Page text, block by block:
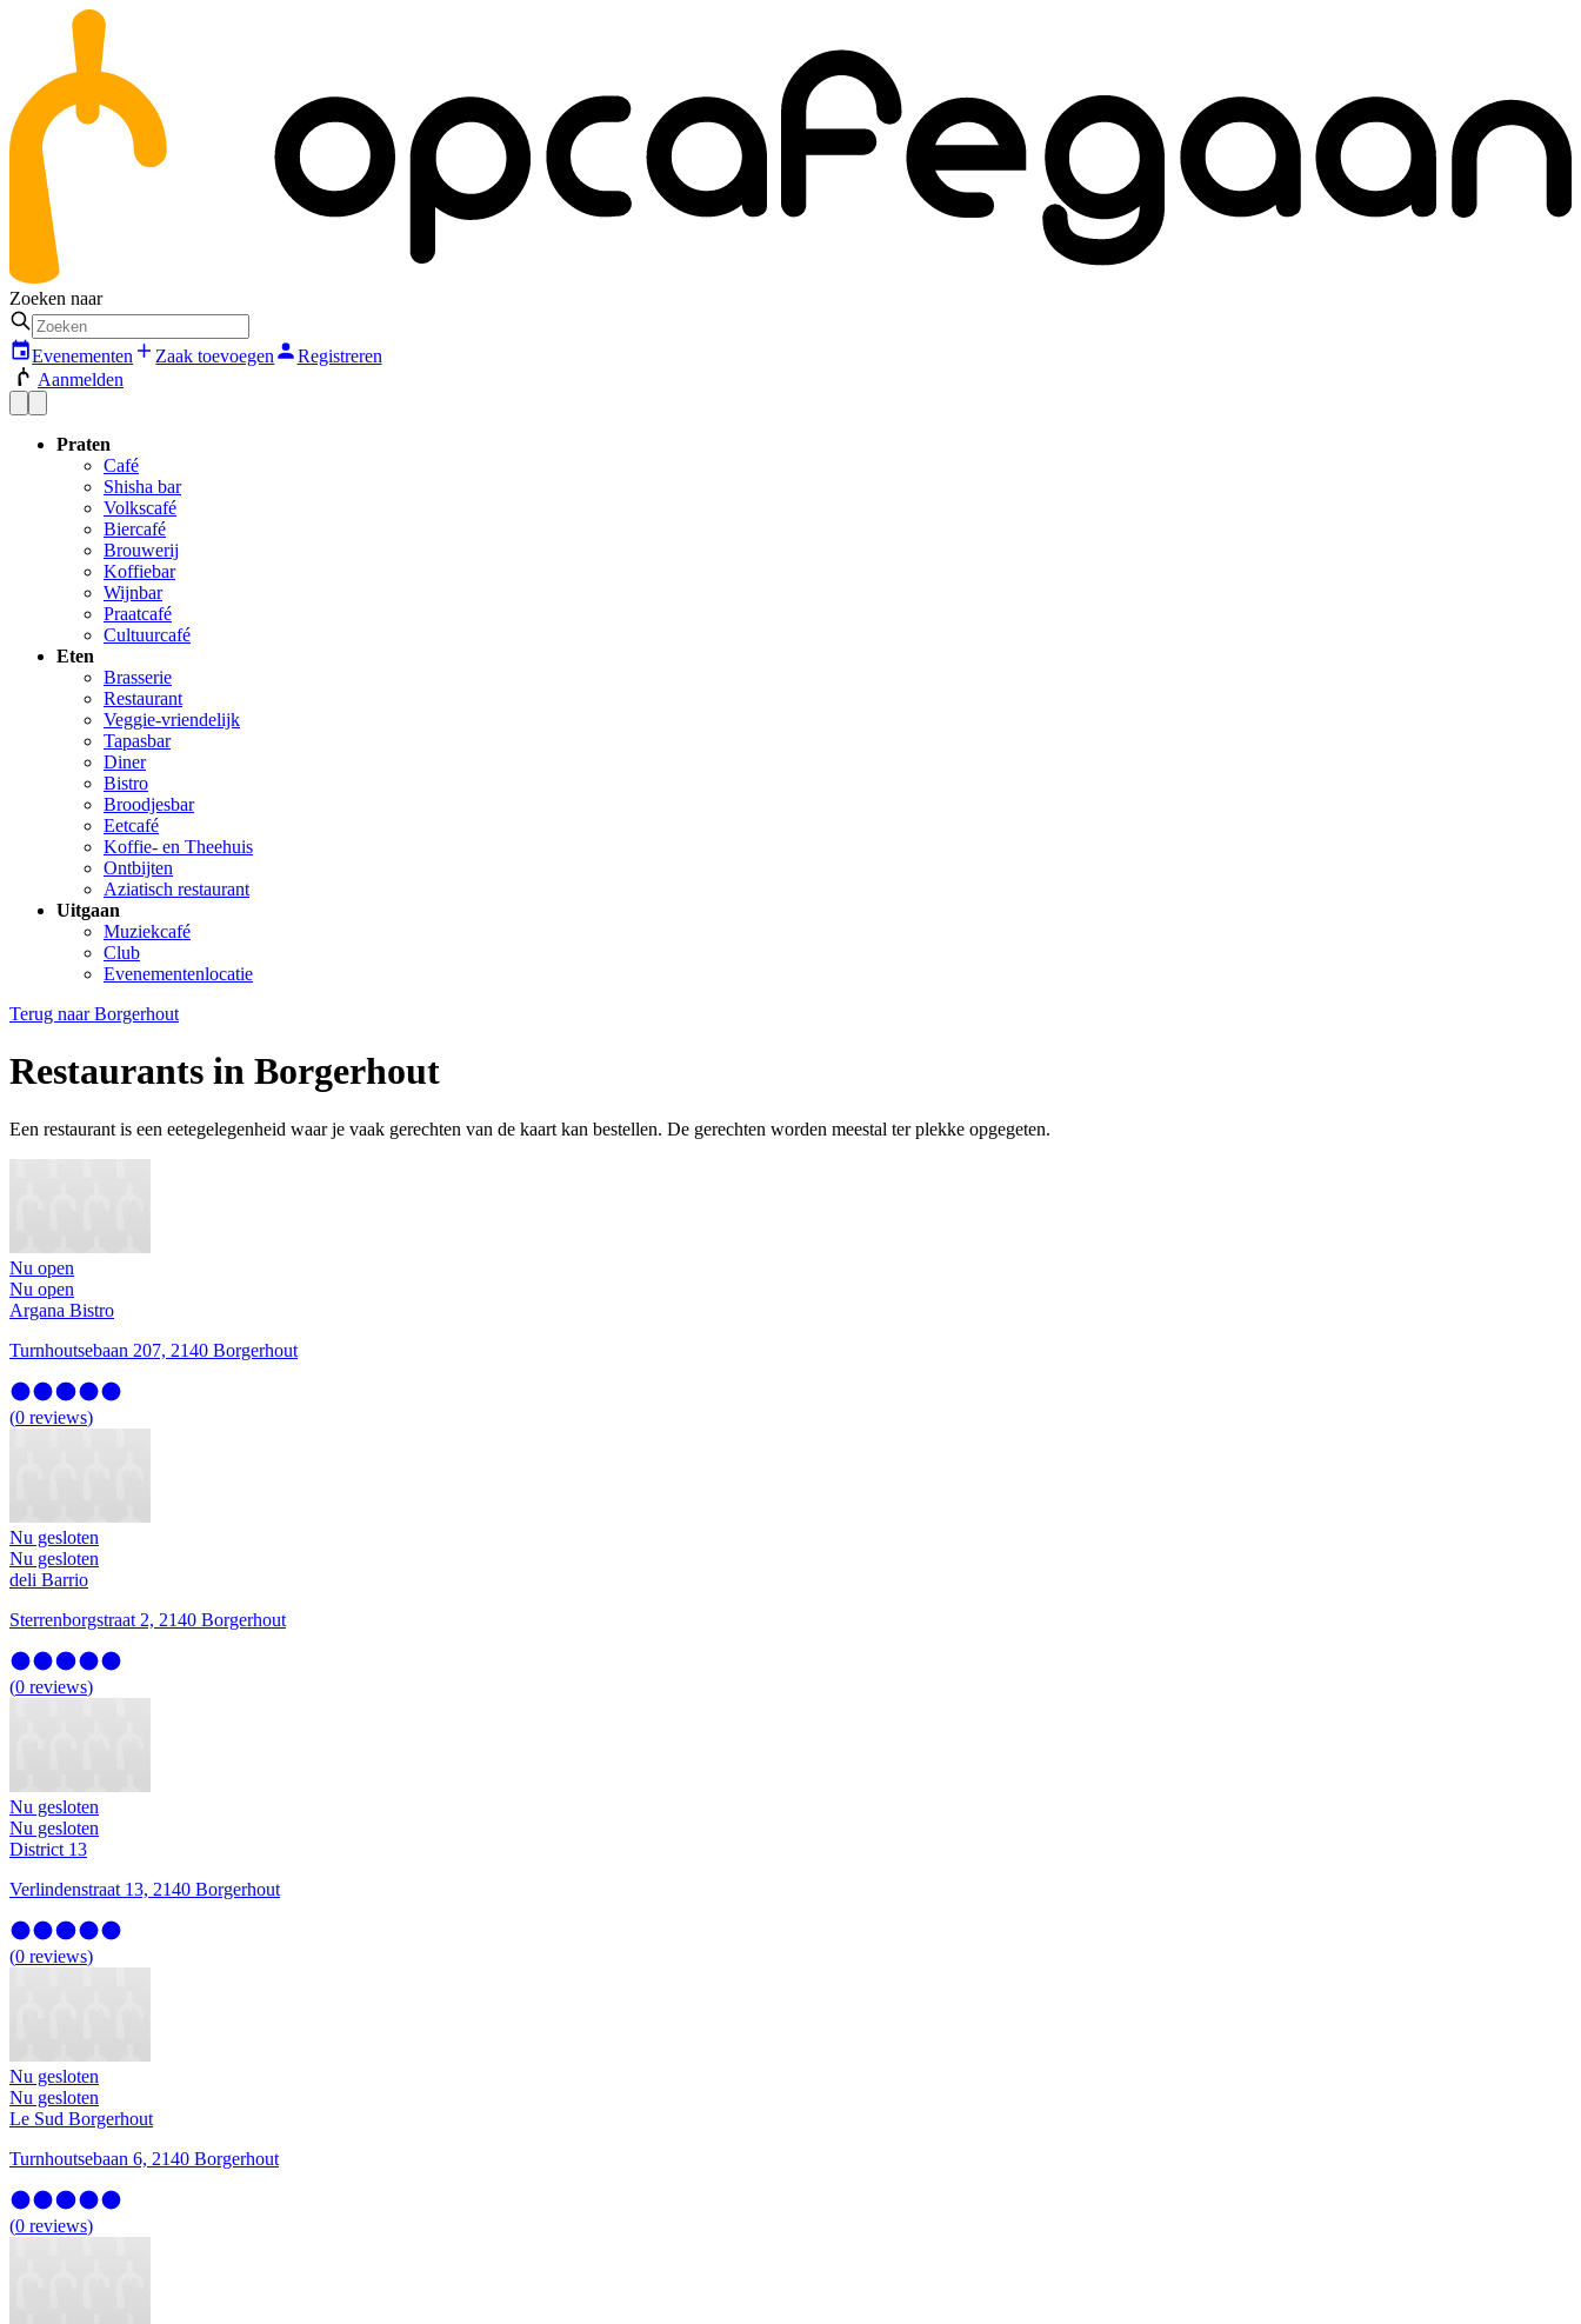
Zoeken naar
Evenementen Zaak toevoegen
Registreren
Aanmelden
Praten
Café
Shisha bar
Volkscafé
Biercafé
Brouwerij
Koffiebar
Wijnbar
Praatcafé
Cultuurcafé
Eten
Brasserie
Restaurant
Veggie-vriendelijk
Tapasbar
Diner
Bistro
Broodjesbar
Eetcafé
Koffie- en Theehuis
Ontbijten
Aziatisch restaurant
Uitgaan
Muziekcafé
Club
Evenementenlocatie
Terug naar Borgerhout
Restaurants in Borgerhout
Een restaurant is een eetegelegenheid waar je vaak gerechten van de kaart kan bestellen. De gerechten worden meestal ter plekke opgegeten.
Nu open
Nu open
Argana Bistro
Turnhoutsebaan 207, 2140 Borgerhout
(0 reviews)
Nu gesloten
Nu gesloten
deli Barrio
Sterrenborgstraat 2, 2140 Borgerhout
(0 reviews)
Nu gesloten
Nu gesloten
District 13
Verlindenstraat 13, 2140 Borgerhout
(0 reviews)
Nu gesloten
Nu gesloten
Le Sud Borgerhout
Turnhoutsebaan 6, 2140 Borgerhout
(0 reviews)